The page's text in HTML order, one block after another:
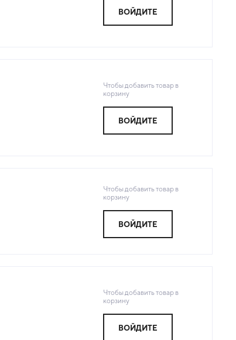
ВОЙДИТЕ
Чтобы добавить товар в
корзину
ВОЙДИТЕ
Чтобы добавить товар в
корзину
ВОЙДИТЕ
Чтобы добавить товар в
корзину
ВОЙДИТЕ